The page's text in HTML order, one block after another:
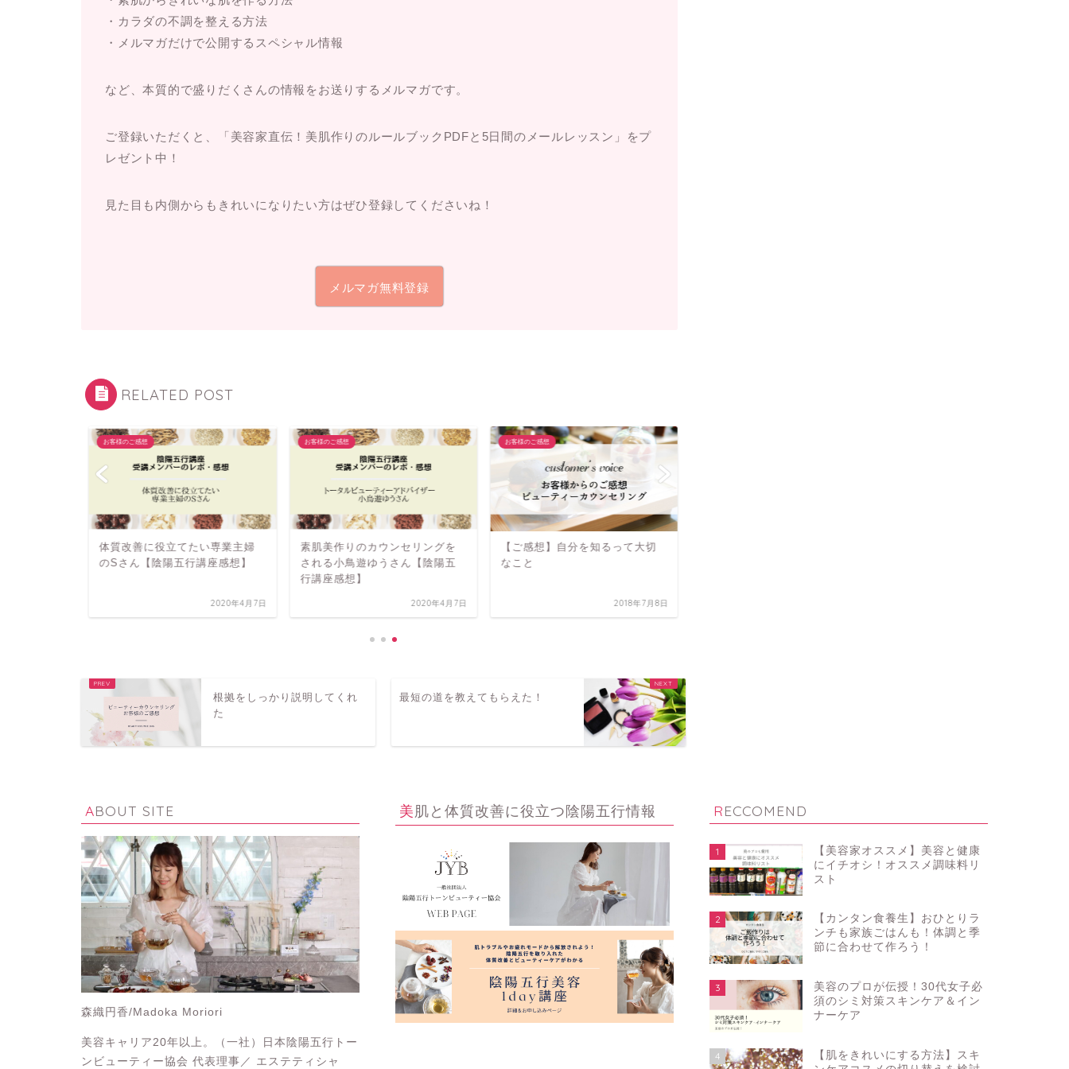
・カラダの不調を整える方法
・メルマガだけで公開するスペシャル情報
など、本質的で盛りだくさんの情報をお送りするメルマガです。
ご登録いただくと、 「美容家直伝！美肌作りのルールブックPDFと5日間のメールレッスン」
をプ
レゼント中！
見た目も内側からもきれいになりたい方はぜひ登録してくださいね！
メルマガ無料登録
RELATED POST
お客様のご感想
体質改善に役立てたい専業主婦
のSさん【陰陽五行講座感想】
2020年4月7日
お客様のご感想
素肌美作りのカウンセリングを
される小鳥遊ゆうさん【陰陽五
行講座感想】
2020年4月7日
お客様のご感想
【ご感想】自分を知るって大切
なこと
2018年7月8日
根拠をしっかり説明してくれ
た
最短の道を教えてもらえた！
ABOUT SITE
森織円香/Madoka Moriori
美容キャリア20年以上。（一社）日本陰陽五行トー
ンビューティー協会 代表理事／ エステティシャ
美肌と体質改善に役立つ陰陽五行情報 RECCOMEND
1
【美容家オススメ】美容と健康
にイチオシ！オススメ調味料リ
スト
2
【カンタン食養生】おひとりラ
ンチも家族ごはんも！体調と季
節に合わせて作ろう！
3
美容のプロが伝授！30代女子必
須のシミ対策スキンケア＆イン
ナーケア
4
【肌をきれいにする方法】スキ